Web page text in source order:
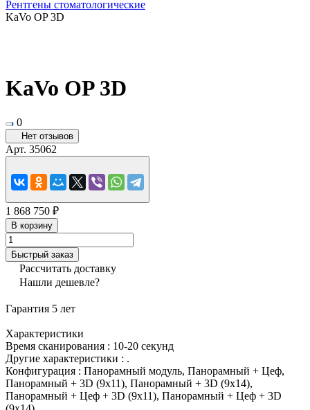
Рентгены стоматологические
KaVo OP 3D
KaVo OP 3D
0
Нет отзывов
Арт. 35062
1 868 750 ₽
В корзину
Быстрый заказ
Рассчитать доставку
Нашли дешевле?
Гарантия 5 лет
Характеристики
Время сканирования : 10-20 секунд
Другие характеристики : .
Конфигурация : Панорамный модуль, Панорамный + Цеф,
Панорамный + 3D (9x11), Панорамный + 3D (9х14),
Панорамный + Цеф + 3D (9x11), Панорамный + Цеф + 3D